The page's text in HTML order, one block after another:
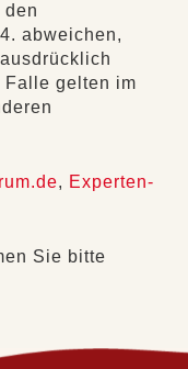
den
abweichen,
Falle gelten im
, Experten-
Sie bitte